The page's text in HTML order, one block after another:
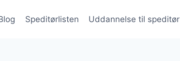
Speditørlisten Uddannelse til speditør